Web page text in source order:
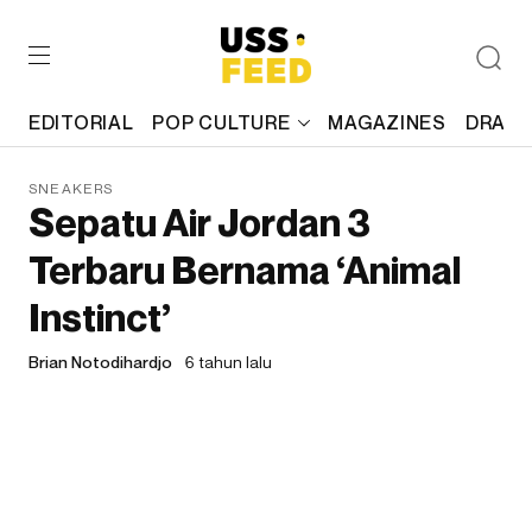
EDITORIAL POP CULTURE MAGAZINES
SNEAKERS
Sepatu Air Jordan 3
Terbaru Bernama ‘Animal
Instinct’
Brian Notodihardjo 6 tahun lalu